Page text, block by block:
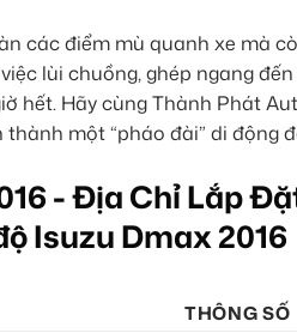
các điểm mù quanh xe mà
lùi chuồng, ghép ngang
hết. Hãy cùng Thành Phát
một “pháo đài” di động
Isuzu Dmax 2016
THÔNG SỐ